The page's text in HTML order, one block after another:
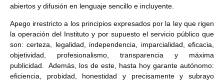
abiertos y difusión en lenguaje sencillo e incluyente.
Apego irrestricto a los principios expresados por la ley que rigen
la operación del Instituto y por supuesto el servicio público que
son: certeza, legalidad, independencia, imparcialidad, eficacia,
objetividad, profesionalismo, transparencia y máxima
publicidad. Además, los de este, hasta hoy garante autónomo:
eficiencia, probidad, honestidad y precisamente y subrayo